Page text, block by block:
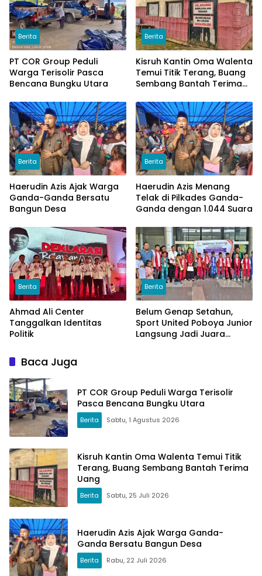
Berita
PT COR Group Peduli
Warga Terisolir Pasca
Bencana Bungku Utara
Berita
Kisruh Kantin Oma Walenta
Temui Titik Terang, Buang
Sembang Bantah Terima
Berita
Haerudin Azis Ajak Warga
Ganda-Ganda Bersatu
Bangun Desa
Berita
Haerudin Azis Menang
Telak di Pilkades Ganda-
Ganda dengan 1.044 Suara
Berita
Ahmad Ali Center
Tanggalkan Identitas
Politik
Berita
Belum Genap Setahun,
Sport United Poboya Junior
Langsung Jadi Juara
Baca Juga
PT COR Group Peduli Warga Terisolir
Pasca Bencana Bungku Utara
Berita Sabtu, 1 Agustus 2026
Kisruh Kantin Oma Walenta Temui Titik
Terang, Buang Sembang Bantah Terima
Uang
Berita Sabtu, 25 Juli 2026
Haerudin Azis Ajak Warga Ganda-
Ganda Bersatu Bangun Desa
Berita Rabu, 22 Juli 2026